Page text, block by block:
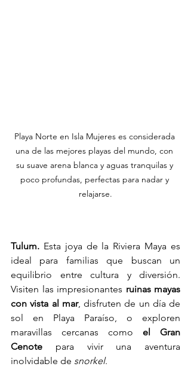
Playa Norte en Isla Mujeres es considerada
una de las mejores playas del mundo, con
su suave arena blanca y aguas tranquilas y
poco profundas, perfectas para nadar y
relajarse.
Tulum. Esta joya de la Riviera Maya es
ideal para familias que buscan un
equilibrio entre cultura y diversión.
Visiten las impresionantes ruinas mayas
con vista al mar, disfruten de un día de
sol en Playa Paraíso, o exploren
maravillas cercanas como el Gran
Cenote para vivir una aventura
inolvidable de snorkel.